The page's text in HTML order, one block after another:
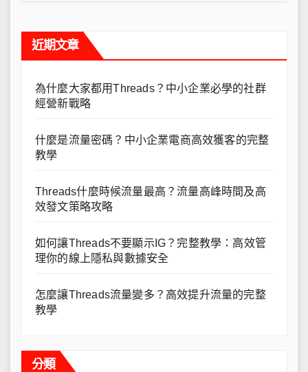
近期文章
為什麼大家都用Threads？中小企業必學的社群
經營新戰略
什麼是流量密碼？中小企業電商高效獲客的完整
教學
Threads什麼時候流量最高？流量高峰時間及高
效發文策略攻略
如何讓Threads不要顯示IG？完整教學：高效管
理你的線上隱私與數據安全
怎麼讓Threads流量變多？高效提升流量的完整
教學
分類